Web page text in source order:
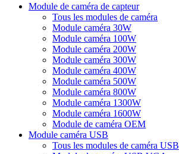
Module de caméra de capteur
Tous les modules de caméra
Module caméra 30W
Module caméra 100W
Module caméra 200W
Module caméra 300W
Module caméra 400W
Module caméra 500W
Module caméra 800W
Module caméra 1300W
Module caméra 1600W
Module de caméra OEM
Module caméra USB
Tous les modules de caméra USB